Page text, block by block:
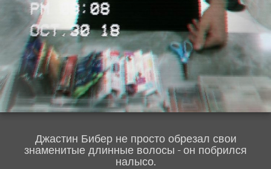
Джастин Бибер не просто обрезал свои
знаменитые длинные волосы - он побрился
налысо.